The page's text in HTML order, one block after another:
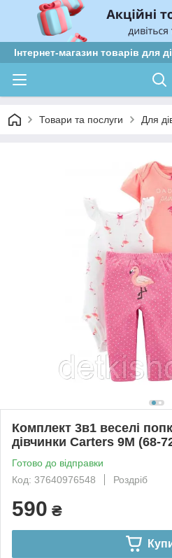
Інтернет-магазин товарів для
Товари та послуги Для
Комплект 3в1 веселі
дівчинки Carters 9М (68-
Готово до відправки
Код: 37640976548
Роздріб
590 ₴